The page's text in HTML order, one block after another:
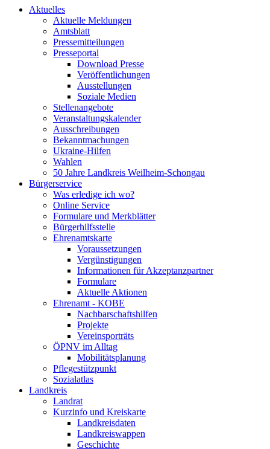
Aktuelles
Aktuelle Meldungen
Amtsblatt
Pressemitteilungen
Presseportal
Download Presse
Veröffentlichungen
Ausstellungen
Soziale Medien
Stellenangebote
Veranstaltungskalender
Ausschreibungen
Bekanntmachungen
Ukraine-Hilfen
Wahlen
50 Jahre Landkreis Weilheim-Schongau
Bürgerservice
Was erledige ich wo?
Online Service
Formulare und Merkblätter
Bürgerhilfsstelle
Ehrenamtskarte
Voraussetzungen
Vergünstigungen
Informationen für Akzeptanzpartner
Formulare
Aktuelle Aktionen
Ehrenamt - KOBE
Nachbarschaftshilfen
Projekte
Vereinsporträts
ÖPNV im Alltag
Mobilitätsplanung
Pflegestützpunkt
Sozialatlas
Landkreis
Landrat
Kurzinfo und Kreiskarte
Landkreisdaten
Landkreiswappen
Geschichte